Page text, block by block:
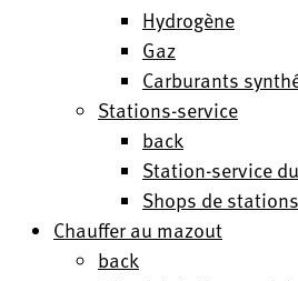
Hydrogène
Gaz
Carburants
Stations-service
back
Station-service
Shops de
Chauffer au mazout
back